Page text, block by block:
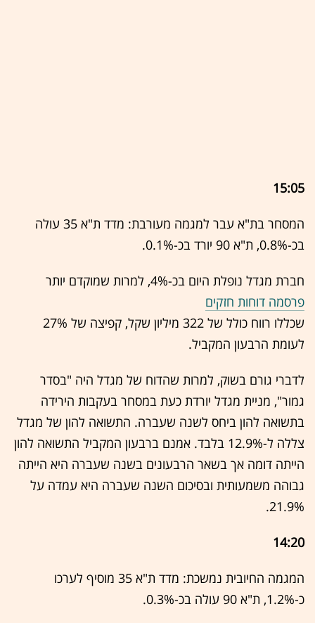
15:05
המסחר בת"א עבר למגמה מעורבת: מדד ת"א 35 עולה
בכ-0.8%, ת"א 90 יורד בכ-0.1%.
חברת מגדל נופלת היום בכ-4%, למרות שמוקדם יותר
פרסמה דוחות חזקים
שכללו רווח כולל של 322 מיליון שקל, קפיצה של 27%
לעומת הרבעון המקביל.
לדברי גורם בשוק, למרות שהדוח של מגדל היה "בסדר
גמור", מניית מגדל יורדת כעת במסחר בעקבות הירידה
בתשואה להון ביחס לשנה שעברה. התשואה להון של מגדל
צללה ל-12.9% בלבד. אמנם ברבעון המקביל התשואה להון
הייתה דומה אך בשאר הרבעונים בשנה שעברה היא הייתה
גבוהה משמעותית ובסיכום השנה שעברה היא עמדה על
21.9%.
14:20
המגמה החיובית נמשכת: מדד ת"א 35 מוסיף לערכו
כ-1.2%, ת"א 90 עולה בכ-0.3%.